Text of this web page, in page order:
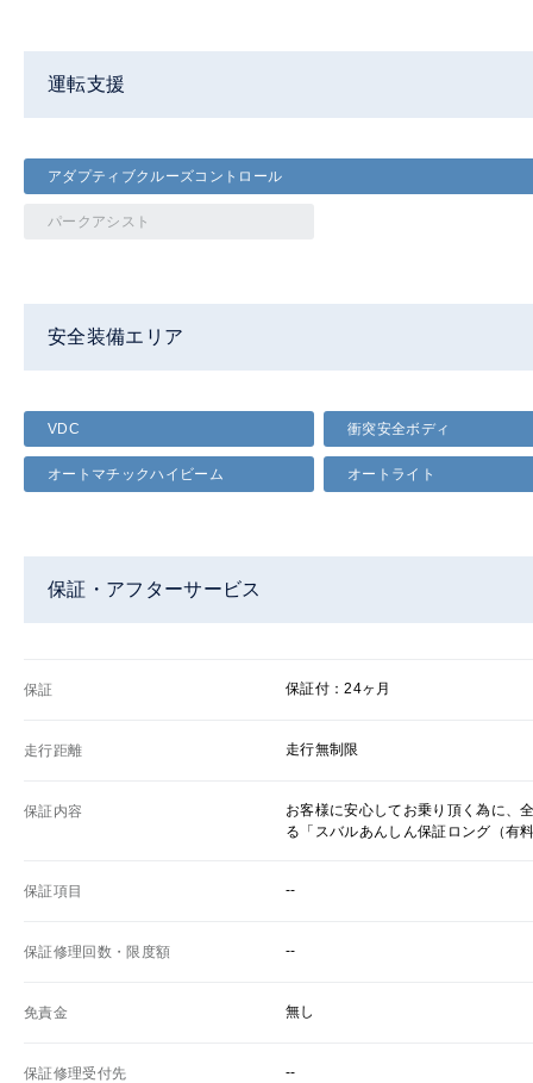
運転支援
アダプティブクルーズコントロール
パークアシスト
安全装備エリア
VDC 衝突安全ボディ
オートマチックハイビーム オートライト
保証・アフターサービス
保証 保証付：24ヶ月
走行距離 走行無制限
保証内容
お客様に安心してお乗り頂く為に、
る「スバルあんしん保証ロング（有
保証項目 --
保証修理回数・限度額 --
免責金 無し
保証修理受付先 --